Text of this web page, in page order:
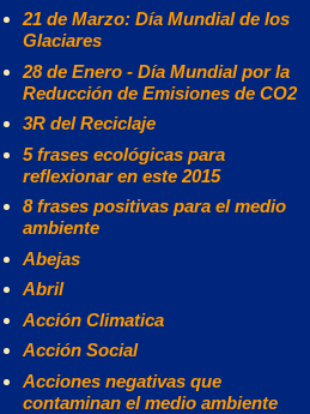
21 de Marzo: Día Mundial de los
Glaciares
28 de Enero - Día Mundial por la
Reducción de Emisiones de CO2
3R del Reciclaje
5 frases ecológicas para
reflexionar en este 2015
8 frases positivas para el medio
ambiente
Abejas
Abril
Acción Climatica
Acción Social
Acciones negativas que
contaminan el medio ambiente